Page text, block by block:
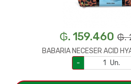
₲. 159.460 ₲.
BABARIA NECESER ACID
-
Un.